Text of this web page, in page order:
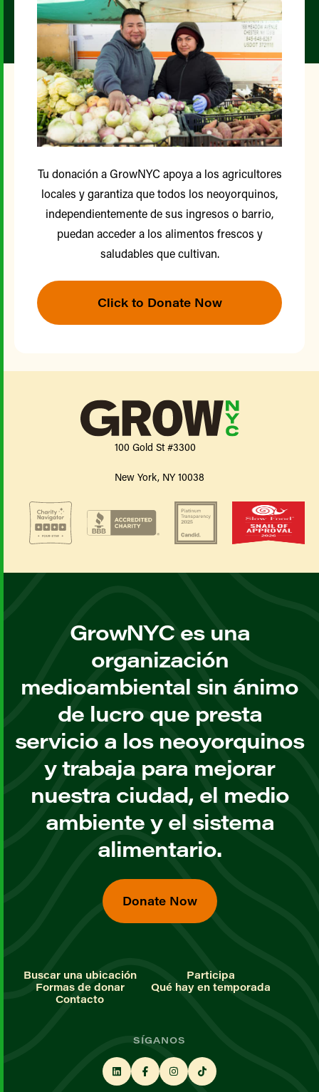
Tu donación a GrowNYC apoya a los agricultores
locales y garantiza que todos los neoyorquinos,
independientemente de sus ingresos o barrio,
puedan acceder a los alimentos frescos y
saludables que cultivan.
Click to Donate Now
100 Gold St #3300
New York, NY 10038
GrowNYC es una
organización
medioambiental sin ánimo
de lucro que presta
servicio a los neoyorquinos
y trabaja para mejorar
nuestra ciudad, el medio
ambiente y el sistema
alimentario.
Donate Now
Buscar una ubicación
Participa
Formas de donar
Qué hay en temporada
Contacto
SÍGANOS